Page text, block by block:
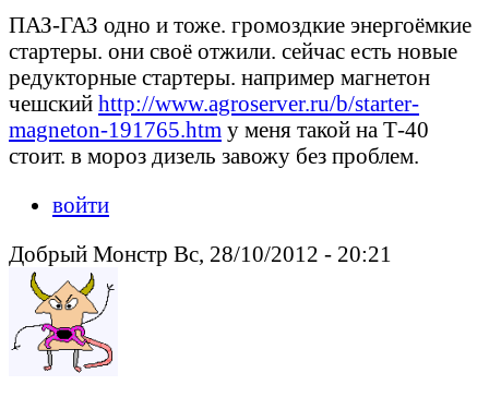
ПАЗ-ГАЗ одно и тоже. громоздкие энергоёмкие
стартеры. они своё отжили. сейчас есть новые
редукторные стартеры. например магнетон
чешский http://www.agroserver.ru/b/starter-
magneton-191765.htm у меня такой на Т-40
стоит. в мороз дизель завожу без проблем.
войти
Добрый Монстр Вс, 28/10/2012 - 20:21